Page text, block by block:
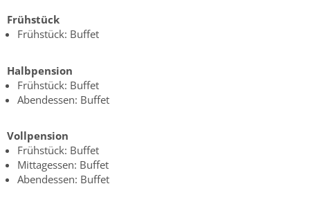
Frühstück
Frühstück: Buffet
Halbpension
Frühstück: Buffet
Abendessen: Buffet
Vollpension
Frühstück: Buffet
Mittagessen: Buffet
Abendessen: Buffet